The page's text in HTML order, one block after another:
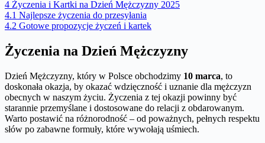
4 Życzenia i Kartki na Dzień Mężczyzny 2025
4.1 Najlepsze życzenia do przesyłania
4.2 Gotowe propozycje życzeń i kartek
Życzenia na Dzień Mężczyzny
Dzień Mężczyzny, który w Polsce obchodzimy 10 marca, to
doskonała okazja, by okazać wdzięczność i uznanie dla mężczyzn
obecnych w naszym życiu. Życzenia z tej okazji powinny być
starannie przemyślane i dostosowane do relacji z obdarowanym.
Warto postawić na różnorodność – od poważnych, pełnych respektu
słów po zabawne formuły, które wywołają uśmiech.